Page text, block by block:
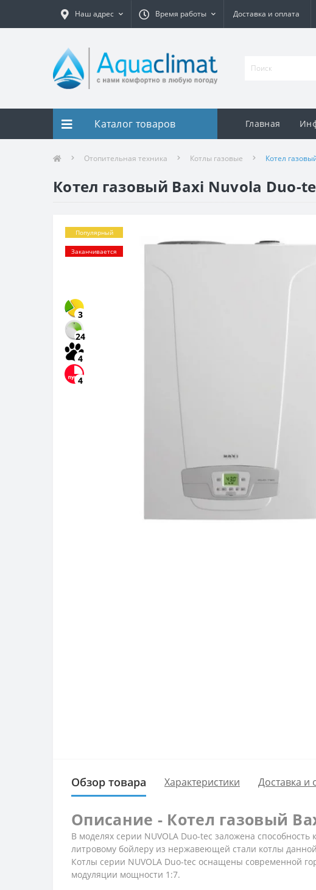
Наш адрес Время работы Доставка и оплата
Каталог товаров Главная
Отопительная техника Котлы газовые Котел
Котел газовый Baxi Nuvola Duo-
Популярный
Заканчивается
3
24
4
4
Обзор товара Характеристики Доставка и
Описание - Котел газовый
В моделях серии NUVOLA Duo-tec заложена
литровому бойлеру из нержавеющей стали котлы
Котлы серии NUVOLA Duo-tec оснащены современной
модуляции мощности 1:7.